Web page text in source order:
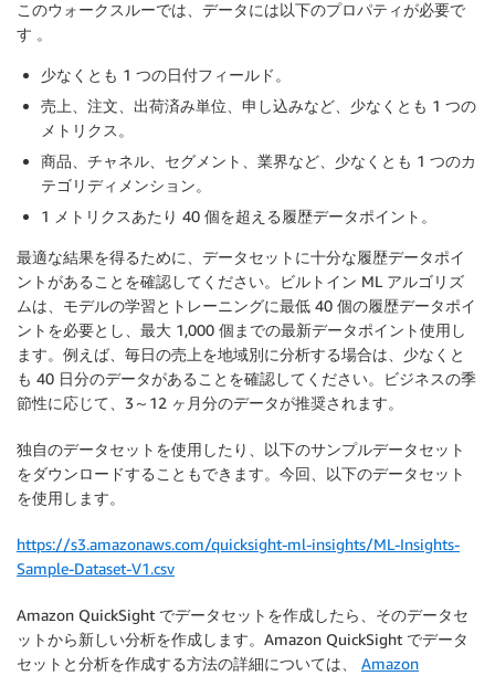
このウォークスルーでは、データには以下のプロパティが必要で
す 。
少なくとも 1 つの日付フィールド。
売上、注文、出荷済み単位、申し込みなど、少なくとも 1 つの
メトリクス。
商品、チャネル、セグメント、業界など、少なくとも 1 つのカ
テゴリディメンション。
1 メトリクスあたり 40 個を超える履歴データポイント。
最適な結果を得るために、データセットに十分な履歴データポイ
ントがあることを確認してください。ビルトイン ML アルゴリズ
ムは、モデルの学習とトレーニングに最低 40 個の履歴データポイ
ントを必要とし、最大 1,000 個までの最新データポイント使用し
ます。例えば、毎日の売上を地域別に分析する場合は、少なくと
も 40 日分のデータがあることを確認してください。ビジネスの季
節性に応じて、3～12 ヶ月分のデータが推奨されます。
独自のデータセットを使用したり、以下のサンプルデータセット
をダウンロードすることもできます。今回、以下のデータセット
を使用します。
https://s3.amazonaws.com/quicksight-ml-insights/ML-Insights-
Sample-Dataset-V1.csv
Amazon QuickSight でデータセットを作成したら、そのデータセ
ットから新しい分析を作成します。Amazon QuickSight でデータ
セットと分析を作成する方法の詳細については、 Amazon